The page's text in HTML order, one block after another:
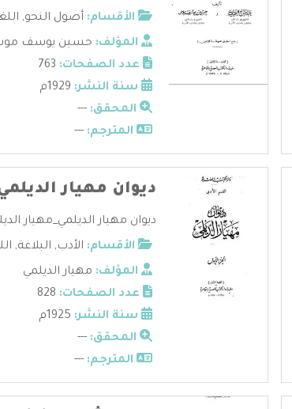
الأقسام: أصول النحو,
المؤلف: حسين يوسف
عدد الصفحات:
سنة النشر:
المحقق: ---
المترجم: ---
ديوان مهيار
ديوان مهيار الديلمي_مهيار
الأقسام: الأدب, البلاغة,
المؤلف: مهيار الديلمي
عدد الصفحات:
سنة النشر:
المحقق: ---
المترجم: ---